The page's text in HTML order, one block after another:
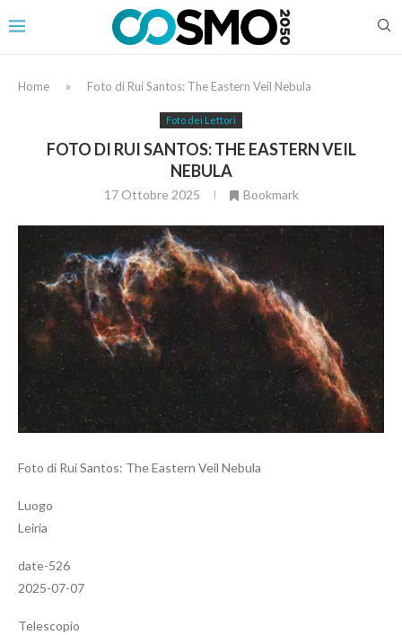
Home » Foto di Rui Santos: The Eastern Veil Nebula
Foto dei Lettori
FOTO DI RUI SANTOS: THE EASTERN VEIL
NEBULA
17 Ottobre 2025 Bookmark
Foto di Rui Santos: The Eastern Veil Nebula
Luogo
Leiria
date-526
2025-07-07
Telescopio